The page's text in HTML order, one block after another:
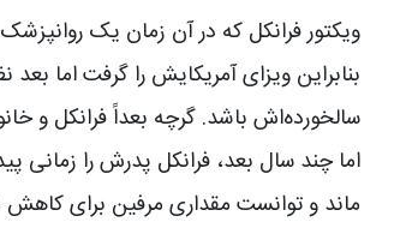
ویکتور فرانکل که در آن زمان یک
بنابراین ویزای آمریکایش را گرفت اما
سالخورده‌اش باشد. گرچه بعداً فرانکل و
اما چند سال بعد، فرانکل پدرش را زمانی
ماند و توانست مقداری مرفین برای کاهش